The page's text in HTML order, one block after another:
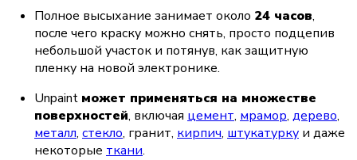
Полное высыхание занимает около 24 часов,
после чего краску можно снять, просто подцепив
небольшой участок и потянув, как защитную
пленку на новой электронике.
Unpaint может применяться на множестве
поверхностей, включая цемент, мрамор, дерево
металл, стекло, гранит, кирпич, штукатурку и даже
некоторые ткани.